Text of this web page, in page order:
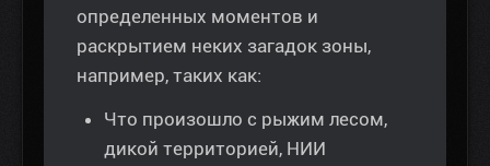
определенных моментов и
раскрытием неких загадок зоны,
например, таких как:
Что произошло с рыжим лесом,
дикой территорией, НИИ